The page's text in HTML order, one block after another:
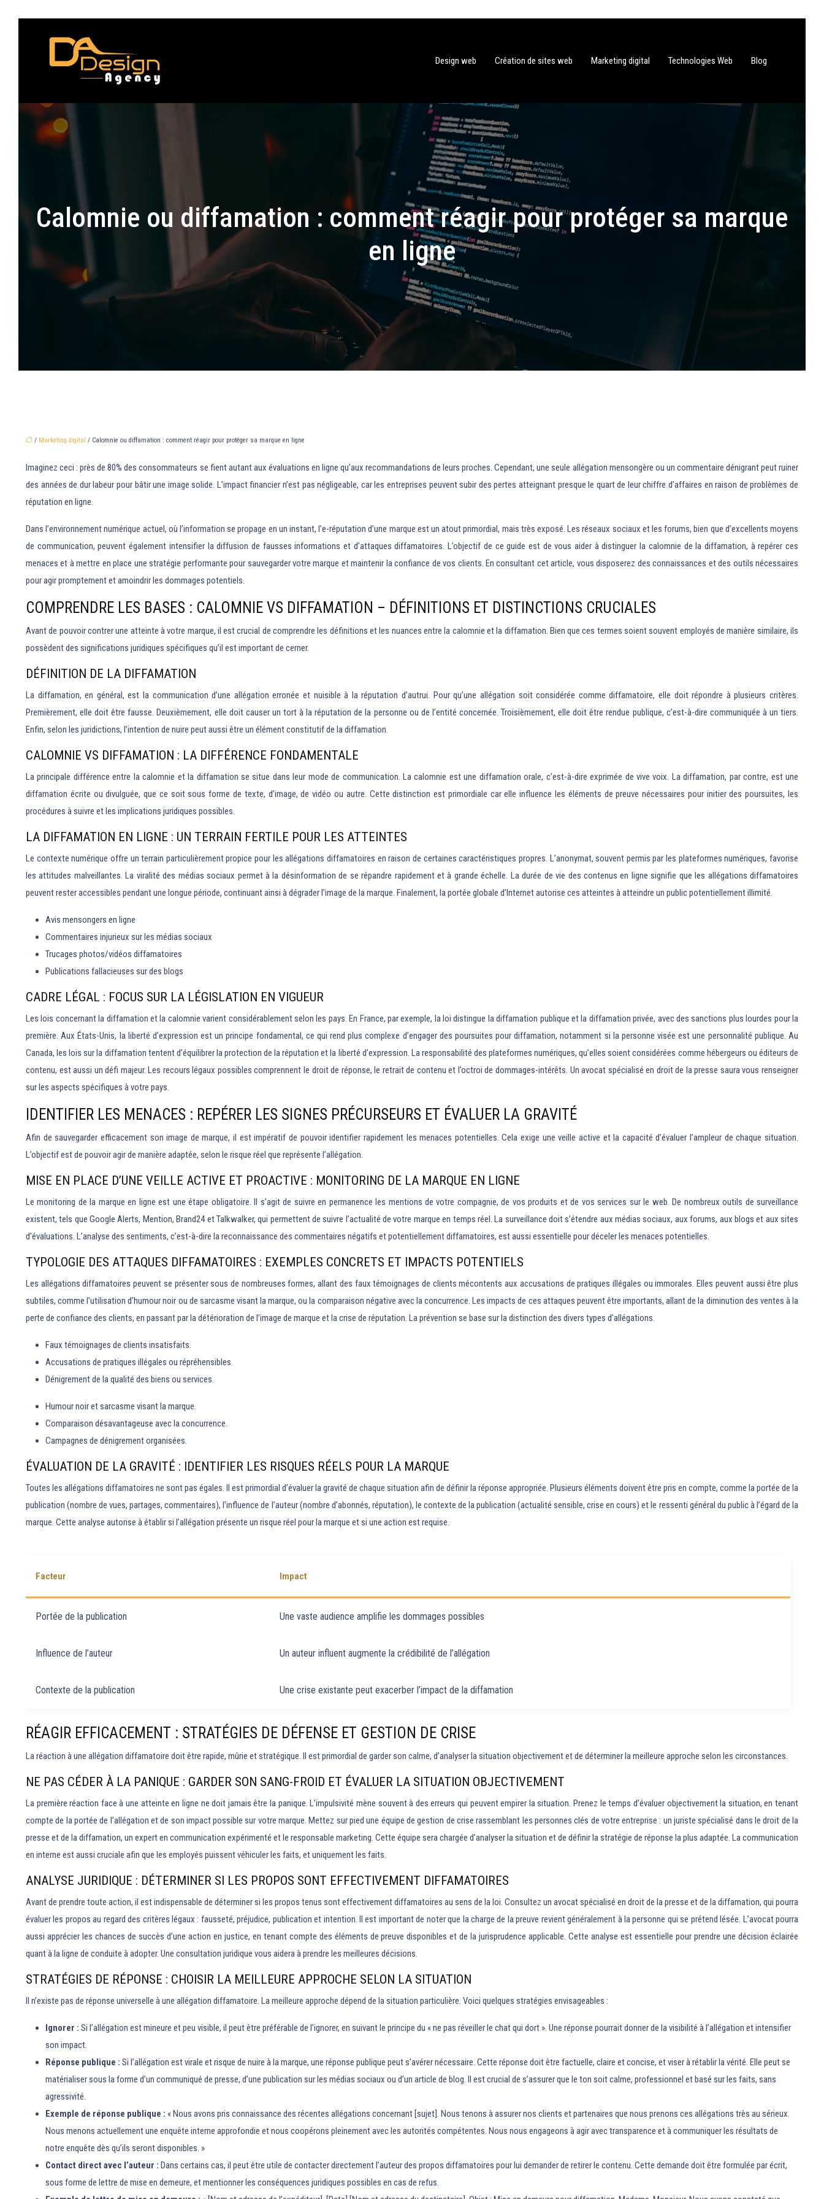
Design web Création de sites web Marketing digital Technologies Web Blog
Calomnie ou diffamation : comment réagir pour protéger sa marque
en ligne
/ Marketing digital / Calomnie ou diffamation : comment réagir pour protéger sa marque en ligne
Imaginez ceci : près de 80% des consommateurs se fient autant aux évaluations en ligne qu’aux recommandations de leurs proches. Cependant, une seule allégation mensongère ou un commentaire dénigrant peut ruiner
des années de dur labeur pour bâtir une image solide. L’impact financier n’est pas négligeable, car les entreprises peuvent subir des pertes atteignant presque le quart de leur chiffre d’affaires en raison de problèmes de
réputation en ligne.
Dans l’environnement numérique actuel, où l’information se propage en un instant, l’e-réputation d’une marque est un atout primordial, mais très exposé. Les réseaux sociaux et les forums, bien que d’excellents moyens
de communication, peuvent également intensifier la diffusion de fausses informations et d’attaques diffamatoires. L’objectif de ce guide est de vous aider à distinguer la calomnie de la diffamation, à repérer ces
menaces et à mettre en place une stratégie performante pour sauvegarder votre marque et maintenir la confiance de vos clients. En consultant cet article, vous disposerez des connaissances et des outils nécessaires
pour agir promptement et amoindrir les dommages potentiels.
COMPRENDRE LES BASES : CALOMNIE VS DIFFAMATION – DÉFINITIONS ET DISTINCTIONS CRUCIALES
Avant de pouvoir contrer une atteinte à votre marque, il est crucial de comprendre les définitions et les nuances entre la calomnie et la diffamation. Bien que ces termes soient souvent employés de manière similaire, ils
possèdent des significations juridiques spécifiques qu’il est important de cerner.
DÉFINITION DE LA DIFFAMATION
La diffamation, en général, est la communication d’une allégation erronée et nuisible à la réputation d’autrui. Pour qu’une allégation soit considérée comme diffamatoire, elle doit répondre à plusieurs critères.
Premièrement, elle doit être fausse. Deuxièmement, elle doit causer un tort à la réputation de la personne ou de l’entité concernée. Troisièmement, elle doit être rendue publique, c’est-à-dire communiquée à un tiers.
Enfin, selon les juridictions, l’intention de nuire peut aussi être un élément constitutif de la diffamation.
CALOMNIE VS DIFFAMATION : LA DIFFÉRENCE FONDAMENTALE
La principale différence entre la calomnie et la diffamation se situe dans leur mode de communication. La calomnie est une diffamation orale, c’est-à-dire exprimée de vive voix. La diffamation, par contre, est une
diffamation écrite ou divulguée, que ce soit sous forme de texte, d’image, de vidéo ou autre. Cette distinction est primordiale car elle influence les éléments de preuve nécessaires pour initier des poursuites, les
procédures à suivre et les implications juridiques possibles.
LA DIFFAMATION EN LIGNE : UN TERRAIN FERTILE POUR LES ATTEINTES
Le contexte numérique offre un terrain particulièrement propice pour les allégations diffamatoires en raison de certaines caractéristiques propres. L’anonymat, souvent permis par les plateformes numériques, favorise
les attitudes malveillantes. La viralité des médias sociaux permet à la désinformation de se répandre rapidement et à grande échelle. La durée de vie des contenus en ligne signifie que les allégations diffamatoires
peuvent rester accessibles pendant une longue période, continuant ainsi à dégrader l’image de la marque. Finalement, la portée globale d’Internet autorise ces atteintes à atteindre un public potentiellement illimité.
Avis mensongers en ligne
Commentaires injurieux sur les médias sociaux
Trucages photos/vidéos diffamatoires
Publications fallacieuses sur des blogs
CADRE LÉGAL : FOCUS SUR LA LÉGISLATION EN VIGUEUR
Les lois concernant la diffamation et la calomnie varient considérablement selon les pays. En France, par exemple, la loi distingue la diffamation publique et la diffamation privée, avec des sanctions plus lourdes pour la
première. Aux États-Unis, la liberté d’expression est un principe fondamental, ce qui rend plus complexe d’engager des poursuites pour diffamation, notamment si la personne visée est une personnalité publique. Au
Canada, les lois sur la diffamation tentent d’équilibrer la protection de la réputation et la liberté d’expression. La responsabilité des plateformes numériques, qu’elles soient considérées comme hébergeurs ou éditeurs de
contenu, est aussi un défi majeur. Les recours légaux possibles comprennent le droit de réponse, le retrait de contenu et l’octroi de dommages-intérêts. Un avocat spécialisé en droit de la presse saura vous renseigner
sur les aspects spécifiques à votre pays.
IDENTIFIER LES MENACES : REPÉRER LES SIGNES PRÉCURSEURS ET ÉVALUER LA GRAVITÉ
Afin de sauvegarder efficacement son image de marque, il est impératif de pouvoir identifier rapidement les menaces potentielles. Cela exige une veille active et la capacité d’évaluer l’ampleur de chaque situation.
L’objectif est de pouvoir agir de manière adaptée, selon le risque réel que représente l’allégation.
MISE EN PLACE D’UNE VEILLE ACTIVE ET PROACTIVE : MONITORING DE LA MARQUE EN LIGNE
Le monitoring de la marque en ligne est une étape obligatoire. Il s’agit de suivre en permanence les mentions de votre compagnie, de vos produits et de vos services sur le web. De nombreux outils de surveillance
existent, tels que Google Alerts, Mention, Brand24 et Talkwalker, qui permettent de suivre l’actualité de votre marque en temps réel. La surveillance doit s’étendre aux médias sociaux, aux forums, aux blogs et aux sites
d’évaluations. L’analyse des sentiments, c’est-à-dire la reconnaissance des commentaires négatifs et potentiellement diffamatoires, est aussi essentielle pour déceler les menaces potentielles.
TYPOLOGIE DES ATTAQUES DIFFAMATOIRES : EXEMPLES CONCRETS ET IMPACTS POTENTIELS
Les allégations diffamatoires peuvent se présenter sous de nombreuses formes, allant des faux témoignages de clients mécontents aux accusations de pratiques illégales ou immorales. Elles peuvent aussi être plus
subtiles, comme l’utilisation d’humour noir ou de sarcasme visant la marque, ou la comparaison négative avec la concurrence. Les impacts de ces attaques peuvent être importants, allant de la diminution des ventes à la
perte de confiance des clients, en passant par la détérioration de l’image de marque et la crise de réputation. La prévention se base sur la distinction des divers types d’allégations.
Faux témoignages de clients insatisfaits.
Accusations de pratiques illégales ou répréhensibles.
Dénigrement de la qualité des biens ou services.
Humour noir et sarcasme visant la marque.
Comparaison désavantageuse avec la concurrence.
Campagnes de dénigrement organisées.
ÉVALUATION DE LA GRAVITÉ : IDENTIFIER LES RISQUES RÉELS POUR LA MARQUE
Toutes les allégations diffamatoires ne sont pas égales. Il est primordial d’évaluer la gravité de chaque situation afin de définir la réponse appropriée. Plusieurs éléments doivent être pris en compte, comme la portée de la
publication (nombre de vues, partages, commentaires), l’influence de l’auteur (nombre d’abonnés, réputation), le contexte de la publication (actualité sensible, crise en cours) et le ressenti général du public à l’égard de la
marque. Cette analyse autorise à établir si l’allégation présente un risque réel pour la marque et si une action est requise.
Facteur Impact
Portée de la publication Une vaste audience amplifie les dommages possibles
Influence de l’auteur Un auteur influent augmente la crédibilité de l’allégation
Contexte de la publication Une crise existante peut exacerber l’impact de la diffamation
RÉAGIR EFFICACEMENT : STRATÉGIES DE DÉFENSE ET GESTION DE CRISE
La réaction à une allégation diffamatoire doit être rapide, mûrie et stratégique. Il est primordial de garder son calme, d’analyser la situation objectivement et de déterminer la meilleure approche selon les circonstances.
NE PAS CÉDER À LA PANIQUE : GARDER SON SANG-FROID ET ÉVALUER LA SITUATION OBJECTIVEMENT
La première réaction face à une atteinte en ligne ne doit jamais être la panique. L’impulsivité mène souvent à des erreurs qui peuvent empirer la situation. Prenez le temps d’évaluer objectivement la situation, en tenant
compte de la portée de l’allégation et de son impact possible sur votre marque. Mettez sur pied une équipe de gestion de crise rassemblant les personnes clés de votre entreprise : un juriste spécialisé dans le droit de la
presse et de la diffamation, un expert en communication expérimenté et le responsable marketing. Cette équipe sera chargée d’analyser la situation et de définir la stratégie de réponse la plus adaptée. La communication
en interne est aussi cruciale afin que les employés puissent véhiculer les faits, et uniquement les faits.
ANALYSE JURIDIQUE : DÉTERMINER SI LES PROPOS SONT EFFECTIVEMENT DIFFAMATOIRES
Avant de prendre toute action, il est indispensable de déterminer si les propos tenus sont effectivement diffamatoires au sens de la loi. Consultez un avocat spécialisé en droit de la presse et de la diffamation, qui pourra
évaluer les propos au regard des critères légaux : fausseté, préjudice, publication et intention. Il est important de noter que la charge de la preuve revient généralement à la personne qui se prétend lésée. L’avocat pourra
aussi apprécier les chances de succès d’une action en justice, en tenant compte des éléments de preuve disponibles et de la jurisprudence applicable. Cette analyse est essentielle pour prendre une décision éclairée
quant à la ligne de conduite à adopter. Une consultation juridique vous aidera à prendre les meilleures décisions.
STRATÉGIES DE RÉPONSE : CHOISIR LA MEILLEURE APPROCHE SELON LA SITUATION
Il n’existe pas de réponse universelle à une allégation diffamatoire. La meilleure approche dépend de la situation particulière. Voici quelques stratégies envisageables :
Ignorer : Si l’allégation est mineure et peu visible, il peut être préférable de l’ignorer, en suivant le principe du « ne pas réveiller le chat qui dort ». Une réponse pourrait donner de la visibilité à l’allégation et intensifier
son impact.
Réponse publique : Si l’allégation est virale et risque de nuire à la marque, une réponse publique peut s’avérer nécessaire. Cette réponse doit être factuelle, claire et concise, et viser à rétablir la vérité. Elle peut se
matérialiser sous la forme d’un communiqué de presse, d’une publication sur les médias sociaux ou d’un article de blog. Il est crucial de s’assurer que le ton soit calme, professionnel et basé sur les faits, sans
agressivité.
Exemple de réponse publique : « Nous avons pris connaissance des récentes allégations concernant [sujet]. Nous tenons à assurer nos clients et partenaires que nous prenons ces allégations très au sérieux.
Nous menons actuellement une enquête interne approfondie et nous coopérons pleinement avec les autorités compétentes. Nous nous engageons à agir avec transparence et à communiquer les résultats de
notre enquête dès qu’ils seront disponibles. »
Contact direct avec l’auteur : Dans certains cas, il peut être utile de contacter directement l’auteur des propos diffamatoires pour lui demander de retirer le contenu. Cette demande doit être formulée par écrit,
sous forme de lettre de mise en demeure, et mentionner les conséquences juridiques possibles en cas de refus.